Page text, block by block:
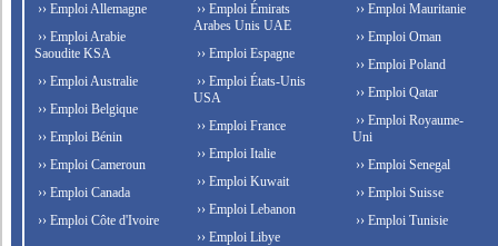
›› Emploi Allemagne
›› Emploi Arabie
Saoudite KSA
›› Emploi Australie
›› Emploi Belgique
›› Emploi Bénin
›› Emploi Cameroun
›› Emploi Canada
›› Emploi Côte d'Ivoire
›› Emploi Émirats
Arabes Unis UAE
›› Emploi Espagne
›› Emploi États-Unis
USA
›› Emploi France
›› Emploi Italie
›› Emploi Kuwait
›› Emploi Lebanon
›› Emploi Libye
›› Emploi Mauritanie
›› Emploi Oman
›› Emploi Poland
›› Emploi Qatar
›› Emploi Royaume-
Uni
›› Emploi Senegal
›› Emploi Suisse
›› Emploi Tunisie